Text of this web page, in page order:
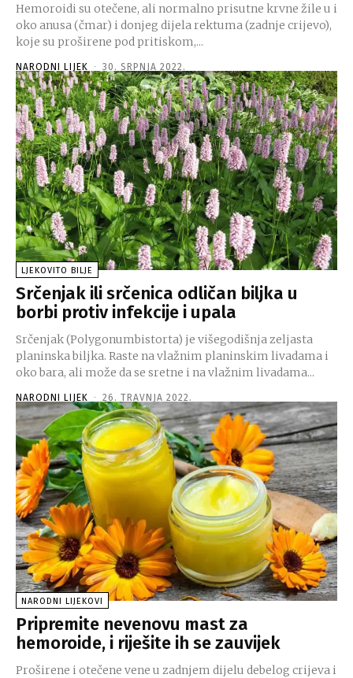
Hemoroidi su otečene, ali normalno prisutne krvne žile u i
oko anusa (čmar) i donjeg dijela rektuma (zadnje crijevo),
koje su proširene pod pritiskom,...
NARODNI LIJEK - 30. SRPNJA 2022.
LJEKOVITO BILJE
Srčenjak ili srčenica odličan biljka u
borbi protiv infekcije i upala
Srčenjak (Polygonumbistorta) je višegodišnja zeljasta
planinska biljka. Raste na vlažnim planinskim livadama i
oko bara, ali može da se sretne i na vlažnim livadama...
NARODNI LIJEK - 26. TRAVNJA 2022.
NARODNI LIJEKOVI
Pripremite nevenovu mast za
hemoroide, i riješite ih se zauvijek
Proširene i otečene vene u zadnjem dijelu debelog crijeva i